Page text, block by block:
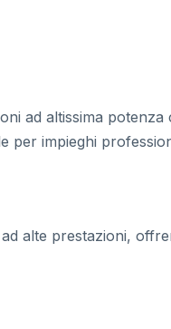
ad altissima
impieghi
alte prestazioni,